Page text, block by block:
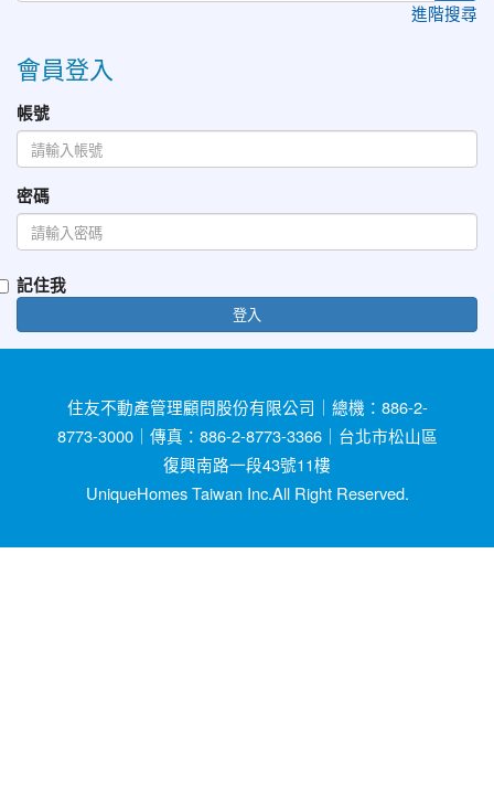
進階搜尋
會員登入
帳號
密碼
記住我
登入
住友不動產管理顧問股份有限公司｜總機：886-2-
8773-3000｜傳真：886-2-8773-3366｜台北市松山區
復興南路一段43號11樓
UniqueHomes Taiwan Inc.All Right Reserved.